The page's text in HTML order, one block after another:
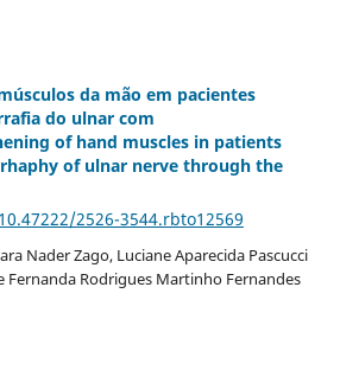
da mão em pacientes
do ulnar com
of hand muscles in patients
of ulnar nerve through the
2526-3544.rbto12569
Nader Zago, Luciane Aparecida Pascucci
Fernanda Rodrigues Martinho Fernandes